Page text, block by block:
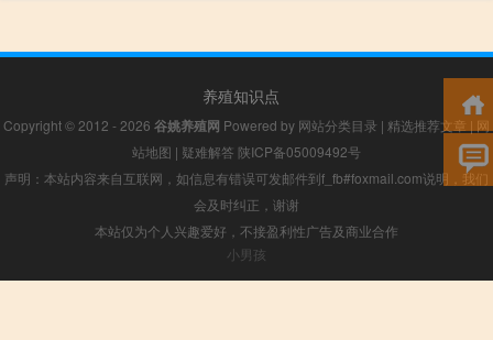
养殖知识点
Copyright © 2012 - 2026 谷姚养殖网 Powered by 网站分类目录 | 精选推荐文章 | 网
站地图 | 疑难解答 陕ICP备05009492号
声明：本站内容来自互联网，如信息有错误可发邮件到f_fb#foxmail.com说明，我们
会及时纠正，谢谢
本站仅为个人兴趣爱好，不接盈利性广告及商业合作
小男孩